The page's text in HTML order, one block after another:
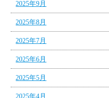
2025年9月
2025年8月
2025年7月
2025年6月
2025年5月
2025年4月